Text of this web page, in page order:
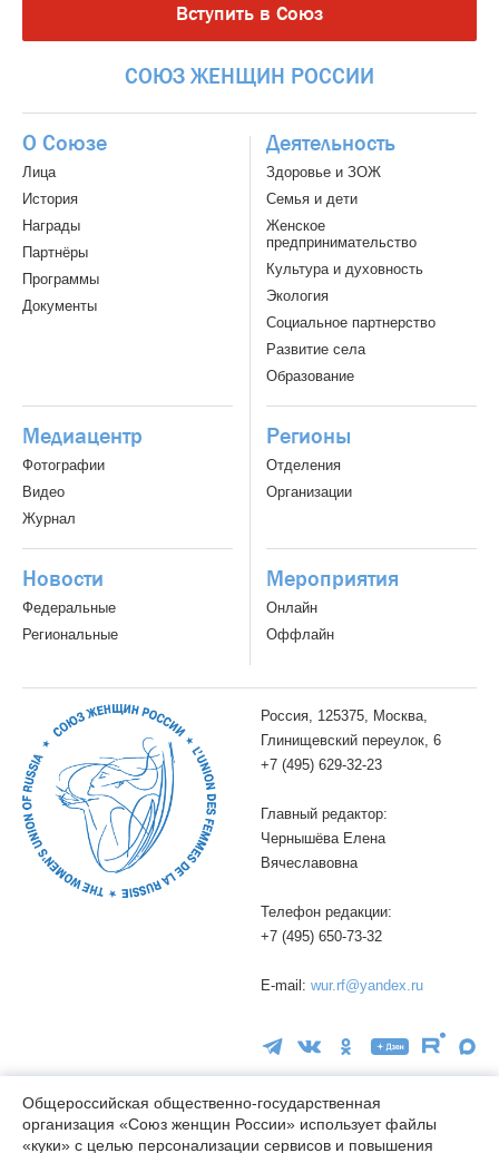
Вступить в Союз
СОЮЗ ЖЕНЩИН РОССИИ
О Союзе
Лица
История
Награды
Партнёры
Программы
Документы
Деятельность
Здоровье и ЗОЖ
Семья и дети
Женское
предпринимательство
Культура и духовность
Экология
Социальное партнерство
Развитие села
Образование
Медиацентр
Фотографии
Видео
Журнал
Регионы
Отделения
Организации
Новости
Федеральные
Региональные
Мероприятия
Онлайн
Оффлайн
Россия, 125375, Москва,
Глинищевский переулок, 6
+7 (495) 629-32-23
Главный редактор:
Чернышёва Елена
Вячеславовна
Телефон редакции:
+7 (495) 650-73-32
E-mail: wur.rf@yandex.ru
16+
Общероссийская общественно-государственная
организация «Союз женщин России» использует файлы
«куки» с целью персонализации сервисов и повышения